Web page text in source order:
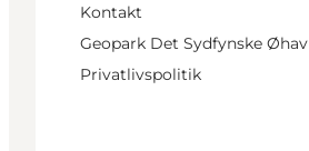
Kontakt
Geopark Det Sydfynske Øhav
Privatlivspolitik